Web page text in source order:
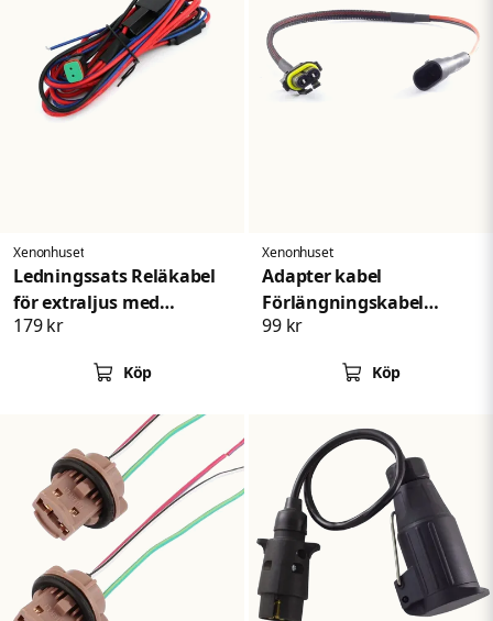
Ja, ni får publicera min fråga
Xenonhuset
Ledningssats Reläkabel
för extraljus med
DTKontakt
179 kr
Köp
Xenonhuset
Adapter kabel
Förlängningskabel
Ballast kontakt
99 kr
Köp